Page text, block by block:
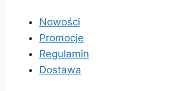
Nowości
Promocje
Regulamin
Dostawa